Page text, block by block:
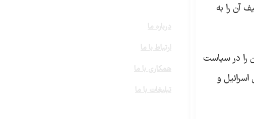
آن را به
را در سیاست
و